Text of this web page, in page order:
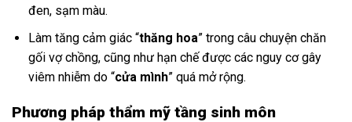
đen, sạm màu.
Làm tăng cảm giác “thăng hoa” trong câu chuyện chăn
gối vợ chồng, cũng như hạn chế được các nguy cơ gây
viêm nhiễm do “cửa mình” quá mở rộng.
Phương pháp thẩm mỹ tầng sinh môn